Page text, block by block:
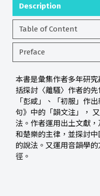
Description
Table of Content
Preface
本書是彙集作者多年研
括探討〈離騷〉作者的
「彭咸」、「初服」作
句》中的「韻文注」，
法。作者運用出土文獻
和楚樂的主律，並探討
的說法。又運用音韻學
徑。